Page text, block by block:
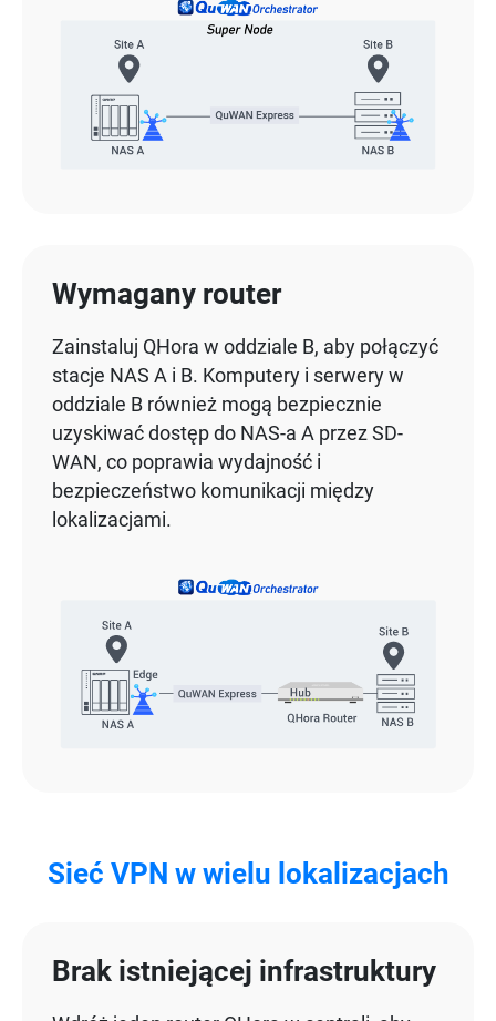
Wymagany router
Zainstaluj QHora w oddziale B, aby połączyć
stacje NAS A i B. Komputery i serwery w
oddziale B również mogą bezpiecznie
uzyskiwać dostęp do NAS-a A przez SD-
WAN, co poprawia wydajność i
bezpieczeństwo komunikacji między
lokalizacjami.
Sieć VPN w wielu lokalizacjach
Brak istniejącej infrastruktury